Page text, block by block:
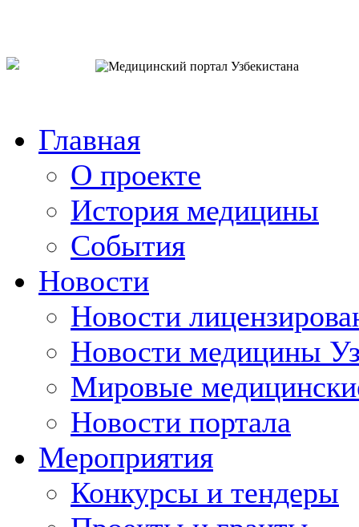
Главная
О проекте
История медицины
События
Новости
Новости
Новости медицины
Мировые
Новости портала
Мероприятия
Конкурсы и тендеры